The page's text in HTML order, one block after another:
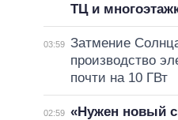
ТЦ и
03:59 Затмение
производство
почти на 10 ГВт
02:59 «Нужен новый